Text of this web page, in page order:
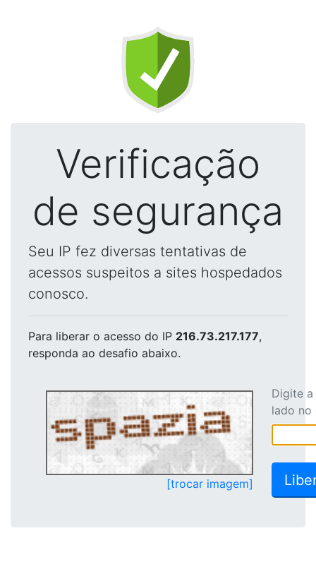
Verificação
de segurança
Seu IP fez diversas tentativas de
acessos suspeitos a sites hospedados
conosco.
Para liberar o acesso do IP 216.73.217.177,
responda ao desafio abaixo.
[trocar imagem]
Digite
lado no